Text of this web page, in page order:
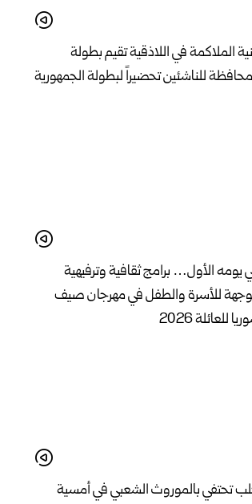
الملاكمة في اللاذقية تقيم بطولة
للناشئين تحضيراً لبطولة الجمهورية
يومه الأول… برامج ثقافية وترفيهية
للأسرة والطفل في مهرجان صيف
للعائلة 2026
تحتفي بالموروث الشعبي في أمسية